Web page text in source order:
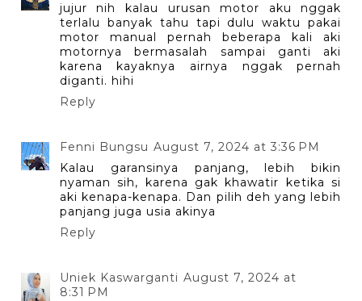
jujur nih kalau urusan motor aku nggak
terlalu banyak tahu tapi dulu waktu pakai
motor manual pernah beberapa kali aki
motornya bermasalah sampai ganti aki
karena kayaknya airnya nggak pernah
diganti. hihi
Reply
Fenni Bungsu August 7, 2024 at 3:36 PM
Kalau garansinya panjang, lebih bikin
nyaman sih, karena gak khawatir ketika si
aki kenapa-kenapa. Dan pilih deh yang lebih
panjang juga usia akinya
Reply
Uniek Kaswarganti August 7, 2024 at
8:31 PM